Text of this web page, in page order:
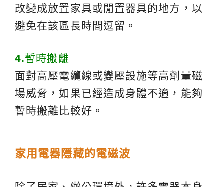
改變成放置家具或閒置器具的地方，以
避免在該區長時間逗留。
4.暫時搬離
面對高壓電纜線或變壓設施等高劑量磁
場威脅，如果已經造成身體不適，能夠
暫時搬離比較好。
家用電器隱藏的電磁波